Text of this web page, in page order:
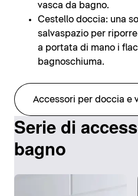
vasca da bagno.
Cestello doccia: una
salvaspazio per
a portata di mano i
bagnoschiuma.
Accessori per doccia e
Serie di
bagno